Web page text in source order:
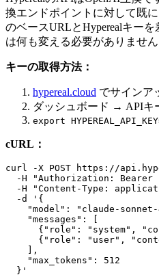
換エンドポイントに対して既
のベースURLとHyperealキー
は何も変える必要がありません
キーの取得方法：
hypereal.cloud でサインア
ダッシュボード → API
export
cURL：
curl -X POST https://
-H "Authorization: Bearer
-H "Content-Type:
  -d '{
"model": "claude-sonnet-
    "messages": [
{"role": "system",
{"role": "user",
    ],
    "max_tokens": 512